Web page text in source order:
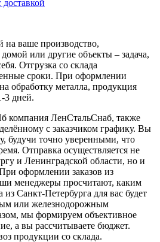
доставкой
на ваше производство,
или другие объекты – задача,
Отгрузка со склада
сроки. При оформлении
обработку металла, продукция
3 дней.
компания ЛенСтальСнаб, также
с заказчиком графику. Вы
будучи точно уверенными, что
Отправка осуществляется не
и Ленинградской области, но и
оформлении заказов из
менеджеры просчитают, каким
из Санкт-Петербурга для вас будет
или железнодорожным
мы формируем объективное
а вы рассчитываете бюджет.
продукции со склада.